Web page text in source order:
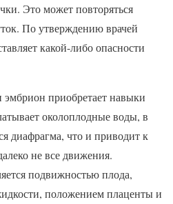
Это может повторяться
По утверждению врачей
какой-либо опасности
приобретает навыки
околоплодные воды, в
диафрагма, что и приводит к
не все движения.
подвижностью плода,
положением плаценты и